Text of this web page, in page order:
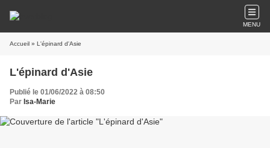
MENU
Accueil » L'épinard d'Asie
L'épinard d'Asie
Publié le 01/06/2022 à 08:50
Par Isa-Marie